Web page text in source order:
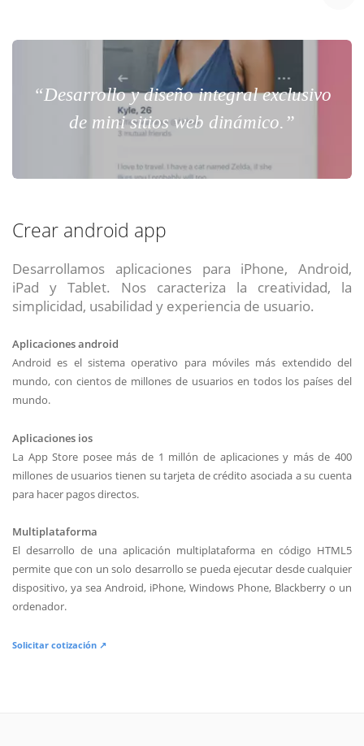
“Desarrollo y diseño integral exclusivo
de mini sitios web dinámico.”
Crear android app
Desarrollamos aplicaciones para iPhone, Android,
iPad y Tablet. Nos caracteriza la creatividad, la
simplicidad, usabilidad y experiencia de usuario.
Aplicaciones android
Android es el sistema operativo para móviles más extendido del
mundo, con cientos de millones de usuarios en todos los países del
mundo.
Aplicaciones ios
La App Store posee más de 1 millón de aplicaciones y más de 400
millones de usuarios tienen su tarjeta de crédito asociada a su cuenta
para hacer pagos directos.
Multiplataforma
El desarrollo de una aplicación multiplataforma en código HTML5
permite que con un solo desarrollo se pueda ejecutar desde cualquier
dispositivo, ya sea Android, iPhone, Windows Phone, Blackberry o un
ordenador.
Solicitar cotización ↗